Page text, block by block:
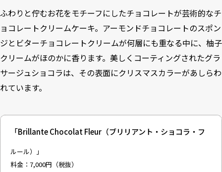
ふわりと佇むお花をモチーフにしたチョコレートが芸術的なチ
ョコレートクリームケーキ。アーモンドチョコレートのスポン
ジとビターチョコレートクリームが何層にも重なる中に、柚子
クリームがほのかに香ります。美しくコーティングされたグラ
サージュショコラは、その表面にクリスマスカラーがあしらわ
れています。
「Brillante Chocolat Fleur（ブリリアント・ショコラ・フ
ルール）」
料金：7,000円（税抜）